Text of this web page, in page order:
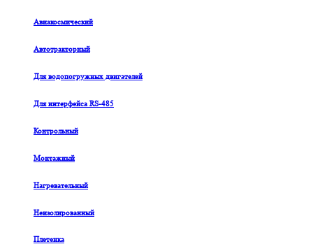
Авиакосмический
Автотракторный
Для водопогружных двигателей
Для интерфейса RS-485
Контрольный
Монтажный
Нагревательный
Неизолированный
Плетенка